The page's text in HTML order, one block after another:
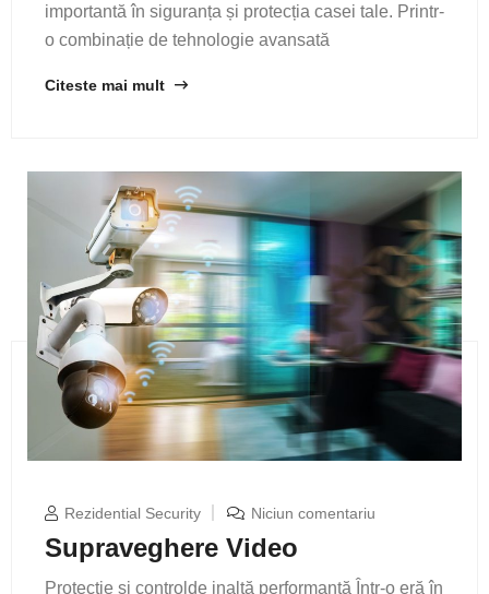
importantă în siguranța și protecția casei tale. Printr-
o combinație de tehnologie avansată
Citeste mai mult
Rezidential Security Niciun comentariu
Supraveghere Video
Protecție și controlde inaltă performanță Într-o eră în